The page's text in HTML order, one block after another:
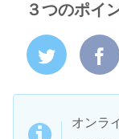
３つのポイ
オンラ